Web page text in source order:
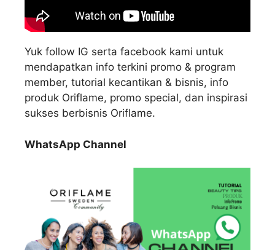
Yuk follow IG serta facebook kami untuk
mendapatkan info terkini promo & program
member, tutorial kecantikan & bisnis, info
produk Oriflame, promo special, dan inspirasi
sukses berbisnis Oriflame.
WhatsApp Channel